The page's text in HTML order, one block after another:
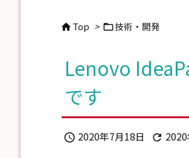
 Top > 技術・開発
Lenovo
です
 2020年7月18日 